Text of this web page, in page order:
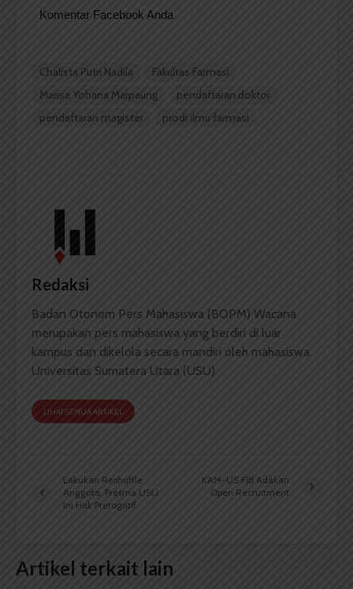
Komentar Facebook Anda
Chalista Putri Nadila
Fakultas Farmasi
Marisa Yohana Marpaung
pendaftaran doktor
pendaftaran magister
prodi ilmu farmasi
Redaksi
Badan Otonom Pers Mahasiswa (BOPM) Wacana
merupakan pers mahasiswa yang berdiri di luar
kampus dan dikelola secara mandiri oleh mahasiswa
Universitas Sumatera Utara (USU).
LIHAT SEMUA ARTIKEL
Lakukan Reshuffle
Anggota, Presma USU:
Ini Hak Prerogatif
KAM-US FIB Adakan
Open Recruitment
Artikel terkait lain